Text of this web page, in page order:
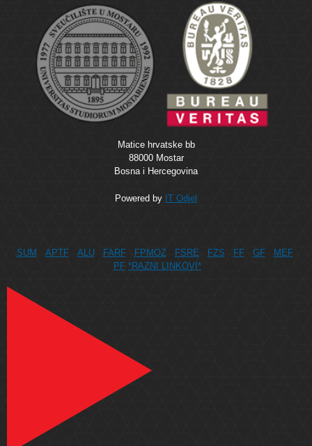
Matice hrvatske bb
88000 Mostar
Bosna i Hercegovina
Powered by IT Odjel
SUM APTF ALU FARF FPMOZ FSRE FZS FF GF
MEF
PF *RAZNI LINKOVI*